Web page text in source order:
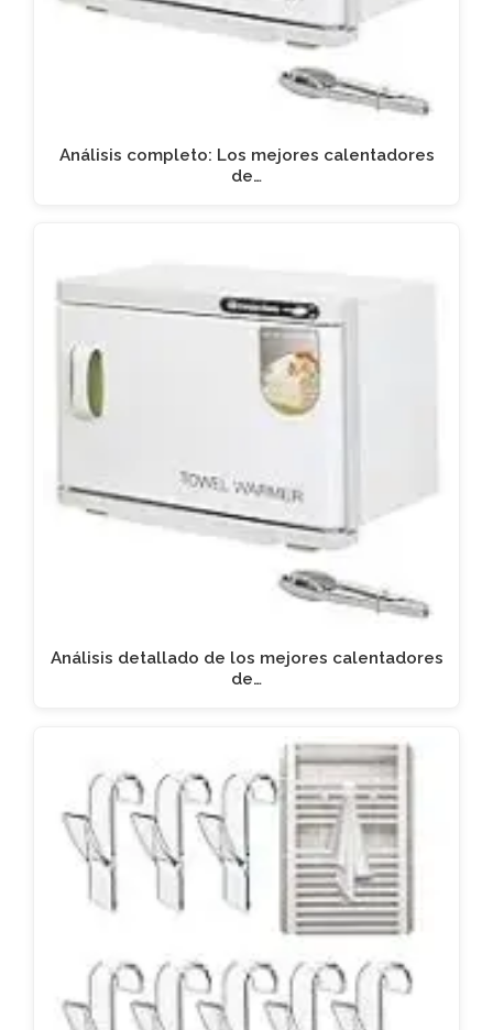
Análisis completo: Los mejores calentadores
de…
Análisis detallado de los mejores calentadores
de…